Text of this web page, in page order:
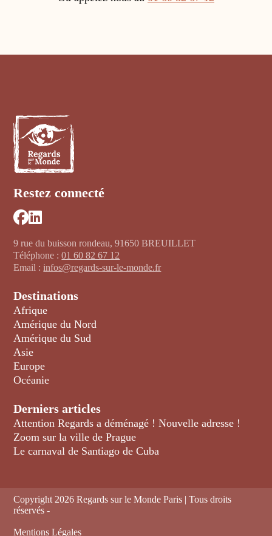
Restez connecté
9 rue du buisson rondeau, 91650 BREUILLET
Téléphone :01 60 82 67 12
Email :infos@regards-sur-le-monde.fr
Destinations
Afrique
Amérique du Nord
Amérique du Sud
Asie
Europe
Océanie
Derniers articles
Attention Regards a déménagé ! Nouvelle adresse !
Zoom sur la ville de Prague
Le carnaval de Santiago de Cuba
Copyright 2026 Regards sur le Monde Paris | Tous droits
réservés -
Mentions Légales